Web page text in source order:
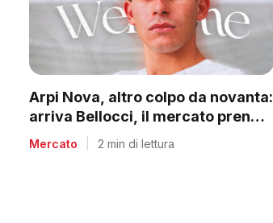
Arpi Nova, altro colpo da novanta:
arriva Bellocci, il mercato prende
quota
Mercato 2 min di lettura